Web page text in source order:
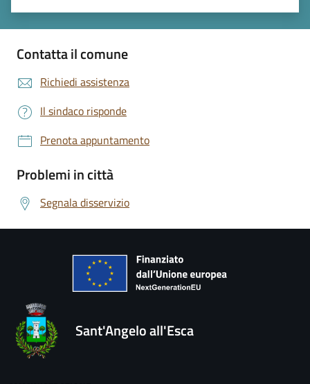
Valuta 5 stelle su 5
Valuta 4 stelle su 5
Valuta 3 stelle su 5
Valuta 2 stelle su 5
Valuta 1 stelle su 5
Contatta il comune
Richiedi assistenza
Il sindaco risponde
Prenota appuntamento
Problemi in città
Segnala disservizio
Sant'Angelo all'Esca